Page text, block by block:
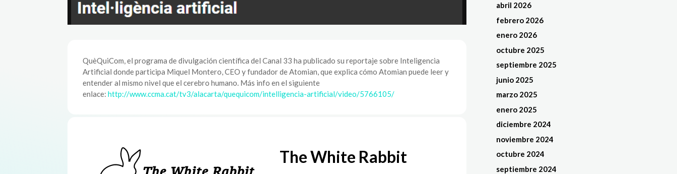
QuèQuiCom, el programa de divulgación científica del Canal 33 ha publicado su reportaje sobre Inteligencia
Artificial donde participa Miquel Montero, CEO y fundador de Atomian, que explica cómo Atomian puede leer y
entender al mismo nivel que el cerebro humano. Más info en el siguiente
enlace:http://www.ccma.cat/tv3/alacarta/quequicom/intelligencia-artificial/video/5766105/
The White Rabbit
abril 2026
febrero 2026
enero 2026
octubre 2025
septiembre 2025
junio 2025
marzo 2025
enero 2025
diciembre 2024
noviembre 2024
octubre 2024
septiembre 2024